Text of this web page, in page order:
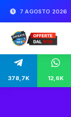
7 AGOSTO 2026
378,7K 12,6K